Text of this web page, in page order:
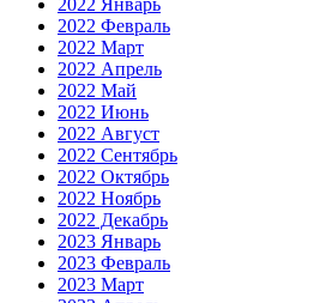
2022 Январь
2022 Февраль
2022 Март
2022 Апрель
2022 Май
2022 Июнь
2022 Август
2022 Сентябрь
2022 Октябрь
2022 Ноябрь
2022 Декабрь
2023 Январь
2023 Февраль
2023 Март